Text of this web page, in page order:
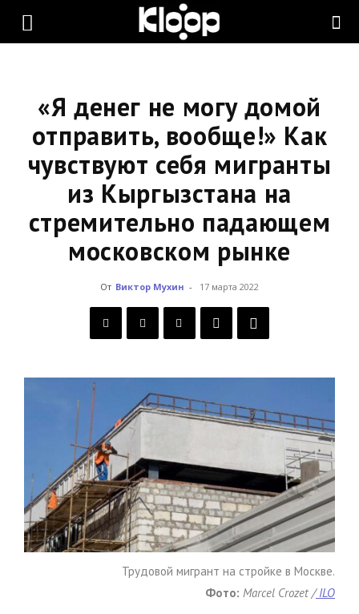
KLOOP.KG
Новости
Кыргызстана
«Я денег не могу домой
отправить, вообще!» Как
чувствуют себя мигранты
из Кыргызстана на
стремительно падающем
московском рынке
От Виктор Мухин - 17 марта 2022
Трудовой мигрант на стройке в Москве.
Фото: Marcel Crozet / ILO